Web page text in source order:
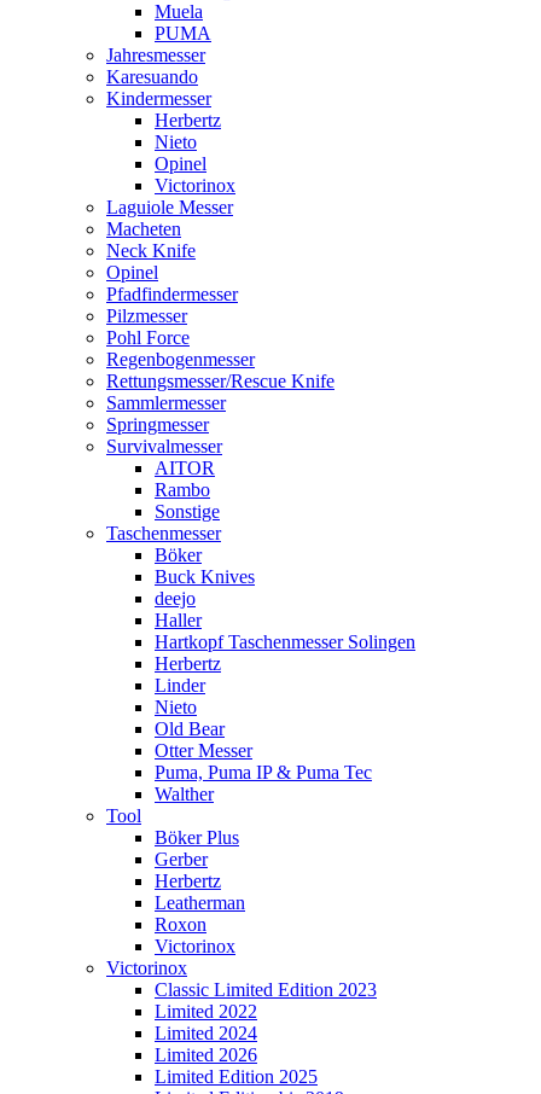
Muela
PUMA
Jahresmesser
Karesuando
Kindermesser
Herbertz
Nieto
Opinel
Victorinox
Laguiole Messer
Macheten
Neck Knife
Opinel
Pfadfindermesser
Pilzmesser
Pohl Force
Regenbogenmesser
Rettungsmesser/Rescue Knife
Sammlermesser
Springmesser
Survivalmesser
AITOR
Rambo
Sonstige
Taschenmesser
Böker
Buck Knives
deejo
Haller
Hartkopf Taschenmesser Solingen
Herbertz
Linder
Nieto
Old Bear
Otter Messer
Puma, Puma IP & Puma Tec
Walther
Tool
Böker Plus
Gerber
Herbertz
Leatherman
Roxon
Victorinox
Victorinox
Classic Limited Edition 2023
Limited 2022
Limited 2024
Limited 2026
Limited Edition 2025